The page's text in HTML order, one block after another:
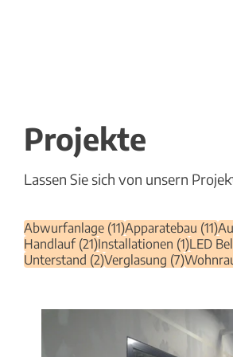
Projekte
Lassen Sie sich von unsern
Abwurfanlage (11)11 Beiträge
Apparatebau (11)11
Handlauf (21)21 Beiträge
Installationen (1)1
LED
Unterstand (2)2 Beiträge
Verglasung (7)7